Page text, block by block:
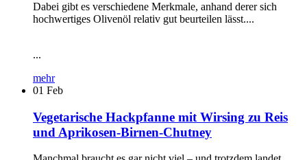
Dabei gibt es verschiedene Merkmale, anhand derer sich
hochwertiges Olivenöl relativ gut beurteilen lässt....
...
mehr
01 Feb
Vegetarische Hackpfanne mit Wirsing zu Reis
und Aprikosen-Birnen-Chutney